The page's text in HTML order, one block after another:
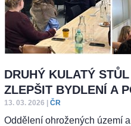
DRUHÝ KULATÝ
ZLEPŠIT BYDLENÍ A
13. 03. 2026 ČR
Oddělení ohrožených území